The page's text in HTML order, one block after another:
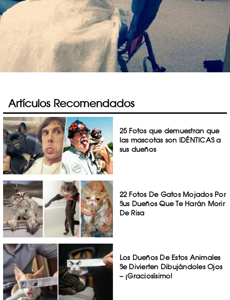
Artículos Recomendados
25 Fotos que demuestran que
las mascotas son IDÉNTICAS a
sus dueños
22 Fotos De Gatos Mojados Por
Sus Dueños Que Te Harán Morir
De Risa
Los Dueños De Estos Animales
Se Divierten Dibujándoles Ojos
– ¡Graciosísimo!